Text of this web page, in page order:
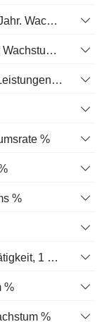
Normalisiertes Nettoeinkommen, 1 Jahr. Wachstums %
Verwässertes EPS vor Extra, 1 Jahr Wachstumsrate %
Forderungen aus Lieferungen und Leistungen, 1 Jahr Wachstum %
%
%
Cashflow aus laufender Geschäftstätigkeit, 1 Jähriges Wachstum in %
%
%